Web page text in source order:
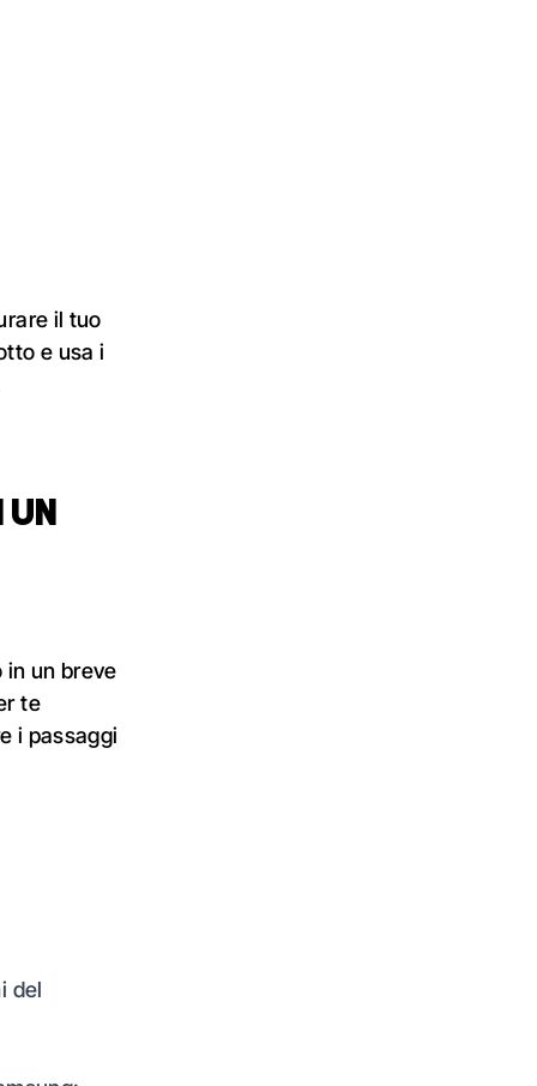
il tuo
e usa i
UN
un breve
te
i passaggi
del